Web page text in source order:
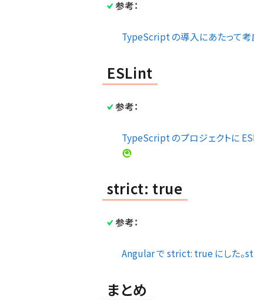
参考：
TypeScript の導入にあたって考
ESLint
参考：
TypeScript のプロジェクトに
strict: true
参考：
Angular で strict: true にした
まとめ